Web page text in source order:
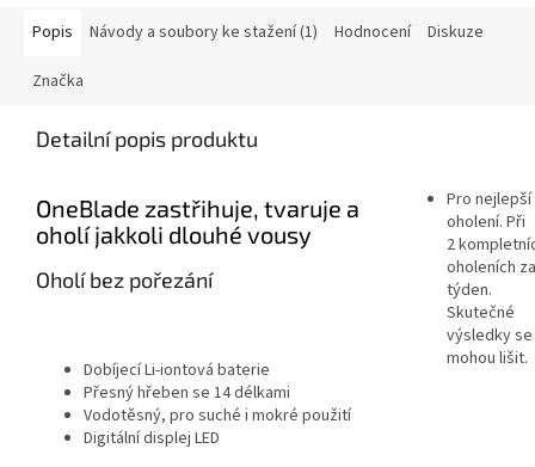
Popis Návody a soubory ke stažení (1) Hodnocení Diskuze
Značka
Detailní popis produktu
OneBlade zastřihuje, tvaruje a
oholí jakkoli dlouhé vousy
Oholí bez pořezání
Pro nejlepší
oholení. Při
2
oholeních za
týden.
Skutečné
výsledky se
mohou lišit.
Dobíjecí Li-iontová baterie
Přesný hřeben se 14 délkami
Vodotěsný, pro suché i mokré použití
Digitální displej LED